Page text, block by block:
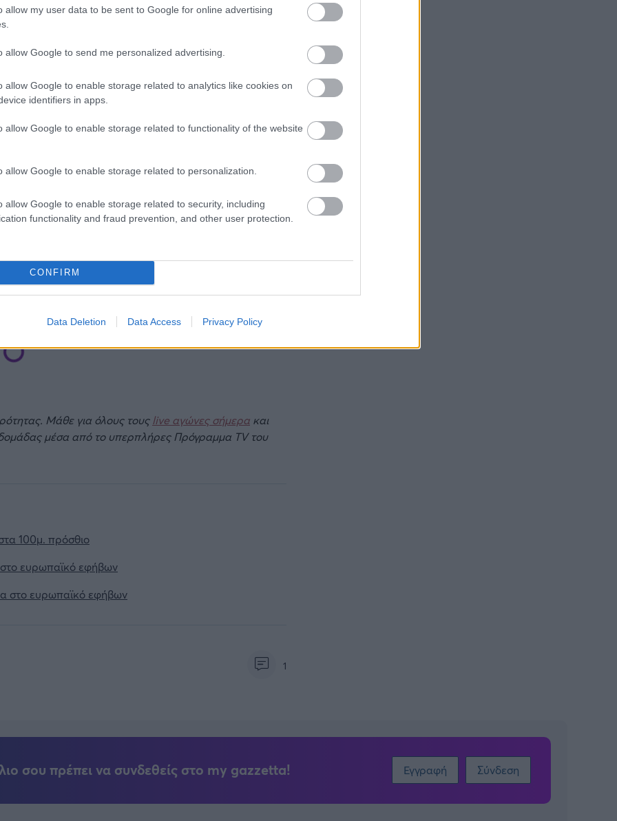
allow my user data to be sent to Google for online advertising
allow Google to send me personalized advertising.
allow Google to enable storage related to analytics like cookies on
identifiers in apps.
allow Google to enable storage related to functionality of the website
allow Google to enable storage related to personalization.
allow Google to enable storage related to security, including
functionality and fraud prevention, and other user protection.
CONFIRM
Data Deletion Data Access Privacy Policy
δεν κατάφεραν να βρίσκονται στο
τελικού αντίστοιχα. Το «γαλανόλευκο»
Χρήστου στα
στιγμές
είναι προγραμματισμένος για τις14:56 ώρα
Μάθε για όλους τους live αγώνες σήμερα και
μέσα από το υπερπλήρες Πρόγραμμα TV του
100μ. πρόσθιο
ευρωπαϊκό εφήβων
στο ευρωπαϊκό εφήβων
1
σου πρέπει να συνδεθείς στο my gazzetta! Εγγραφή Σύνδεση